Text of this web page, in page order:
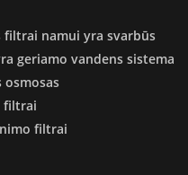
filtrai namui yra svarbūs
geriamo vandens sistema
osmosas
filtrai
filtrai